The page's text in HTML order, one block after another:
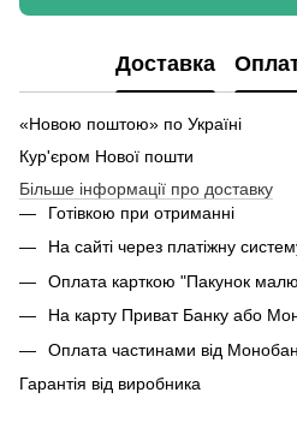
Доставка
«Новою поштою» по Україні
Кур'єром Нової пошти
Більше інформації про доставку
Готівкою при отриманні
На сайті через платіжну
Оплата карткою "Пакунок
На карту Приват Банку або
Оплата частинами від
Гарантія від виробника